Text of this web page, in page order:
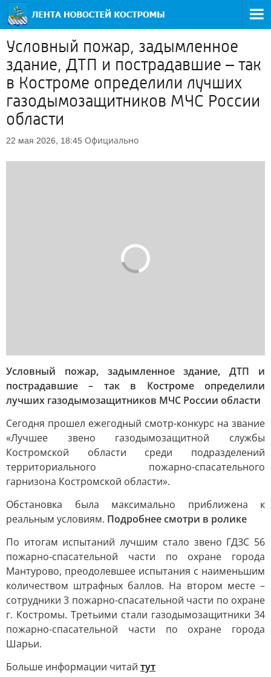
Условный пожар, задымленное
здание, ДТП и пострадавшие – так
в Костроме определили лучших
газодымозащитников МЧС России
области
22 мая 2026, 18:45 Официально
Условный пожар, задымленное здание, ДТП и
пострадавшие – так в Костроме определили
лучших газодымозащитников МЧС России области
Сегодня прошел ежегодный смотр-конкурс на звание
«Лучшее звено газодымозащитной службы
Костромской области среди подразделений
территориального пожарно-спасательного
гарнизона Костромской области».
Обстановка была максимально приближена к
реальным условиям. Подробнее смотри в ролике
По итогам испытаний лучшим стало звено ГДЗС 56
пожарно-спасательной части по охране города
Мантурово, преодолевшее испытания с наименьшим
количеством штрафных баллов. На втором месте –
сотрудники 3 пожарно-спасательной части по охране
г. Костромы. Третьими стали газодымозащитники 34
пожарно-спасательной части по охране города
Шарьи.
Больше информации читай тут